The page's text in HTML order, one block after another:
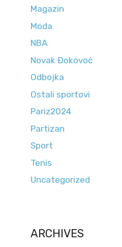
Magazin
Moda
NBA
Novak Đokovoć
Odbojka
Ostali sportovi
Pariz2024
Partizan
Sport
Tenis
Uncategorized
ARCHIVES